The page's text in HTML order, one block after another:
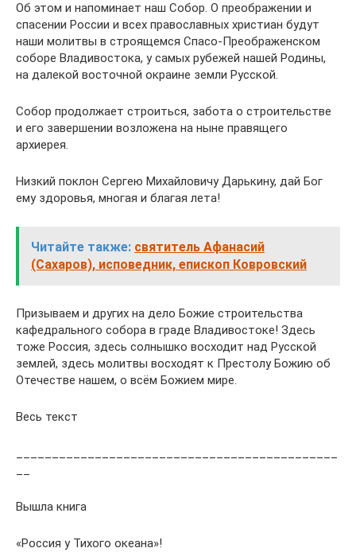
Об этом и напоминает наш Собор. О преображении и
спасении России и всех православных христиан будут
наши молитвы в строящемся Спасо-Преображенском
соборе Владивостока, у самых рубежей нашей Родины,
на далекой восточной окраине земли Русской.
Собор продолжает строиться, забота о строительстве
и его завершении возложена на ныне правящего
архиерея.
Низкий поклон Сергею Михайловичу Дарькину, дай Бог
ему здоровья, многая и благая лета!
Читайте также: святитель Афанасий
(Сахаров), исповедник, епископ Ковровский
Призываем и других на дело Божие строительства
кафедрального собора в граде Владивостоке! Здесь
тоже Россия, здесь солнышко восходит над Русской
землей, здесь молитвы восходят к Престолу Божию об
Отечестве нашем, о всём Божием мире.
Весь текст
Вышла книга
«Россия у Тихого океана»!